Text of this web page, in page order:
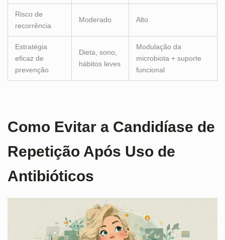
Risco de
recorrência
Moderado Alto
Estratégia
eficaz de
prevenção
Dieta, sono,
hábitos leves
Modulação da
microbiota + suporte
funcional
Como Evitar a Candidíase de
Repetição Após Uso de
Antibióticos